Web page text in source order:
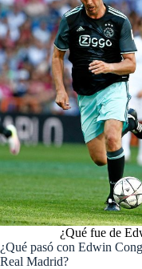
¿Qué fue de
¿Qué pasó con Edwin
Real Madrid?